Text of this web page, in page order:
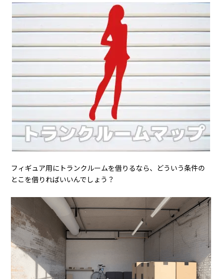
三つ目は、定期的に掃除をすること。フィギュアの価値は、外
箱の状態にも影響されますので、定期的にほこりや汚れを取り
除くことが大切です。
また、収納方法も大切です。スペースが狭い場合は、ラックの最
上段や天井付近のスペースを活用するのがおすすめです。このよ
うにデッドスペースを有効活用することで、フィギュアの箱をき
ちんと収納することが可能になります。
フィギュア専用トランクルームを具
体的に考える